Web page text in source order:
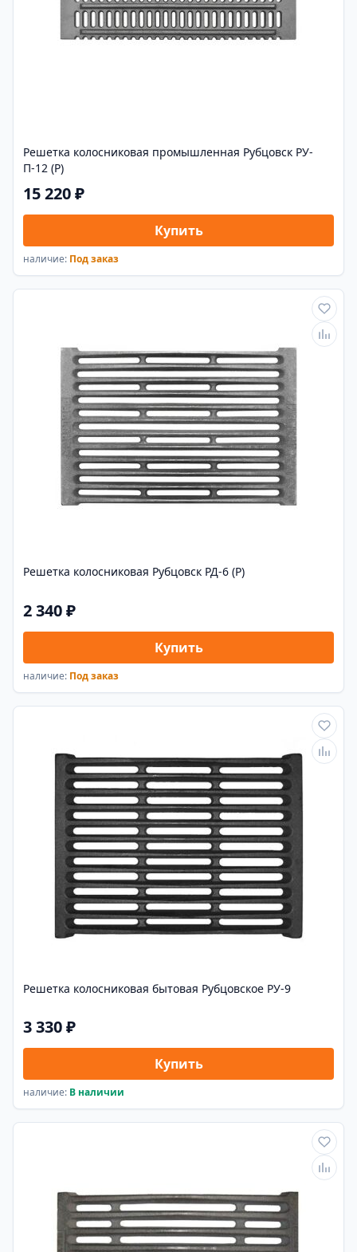
Решетка колосниковая промышленная Рубцовск РУ-
П-12 (Р)
15 220 ₽
Купить
наличие: Под заказ
Решетка колосниковая Рубцовск РД-6 (Р)
2 340 ₽
Купить
наличие: Под заказ
Решетка колосниковая бытовая Рубцовское РУ-9
3 330 ₽
Купить
наличие: В наличии